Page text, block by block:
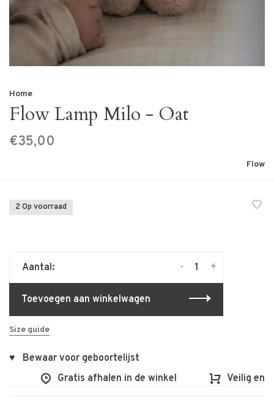
Home
Flow Lamp Milo - Oat
€35,00
Flow
2 Op voorraad
Aantal: +
-
Toevoegen aan winkelwagen
Size guide
♥ Bewaar voor geboortelijst
Gratis afhalen in de winkel
Veilig en vlot